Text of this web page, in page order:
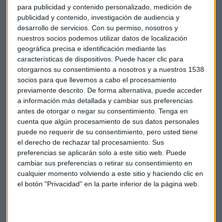
para publicidad y contenido personalizado, medición de
publicidad y contenido, investigación de audiencia y
desarrollo de servicios. Con su permiso, nosotros y
nuestros socios podemos utilizar datos de localización
geográfica precisa e identificación mediante las
características de dispositivos. Puede hacer clic para
otorgarnos su consentimiento a nosotros y a nuestros 1538
socios para que llevemos a cabo el procesamiento
previamente descrito. De forma alternativa, puede acceder
a información más detallada y cambiar sus preferencias
antes de otorgar o negar su consentimiento. Tenga en
cuenta que algún procesamiento de sus datos personales
puede no requerir de su consentimiento, pero usted tiene
el derecho de rechazar tal procesamiento. Sus
preferencias se aplicarán solo a este sitio web. Puede
cambiar sus preferencias o retirar su consentimiento en
cualquier momento volviendo a este sitio y haciendo clic en
el botón "Privacidad" en la parte inferior de la página web.
desarrollar al menos 20 microcredenciales y formar a 1.200
personas. “Este plan ha supuesto un gran espaldarazo a la
propuesta de microcredenciales” apostillaba Caminero.
Agustín Caminero: "La microcredencial, es
una credencial digital que se exporta en su
currículo de Europass
Además del reto académico, la universidad ha enfrentado
desafíos tecnológicos y administrativos. “El estudiante que
completa la microcredencial, no solamente tiene un
diploma, lo que tiene es una credencial digital que se
exporta en su currículo de Europass”.
Colaboración público-privada: UNED y CEOE
La UNED ha firmado convenios con instituciones públicas y